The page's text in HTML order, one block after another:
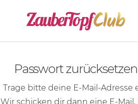
Passwort zurücksetzen
Trage bitte deine E-Mail-Adresse
Wir schicken dir dann eine E-Mail